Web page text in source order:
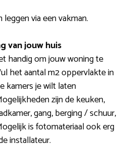
via een vakman.
van jouw huis
handig om jouw woning te
het aantal m2 oppervlakte in
kamers je wilt laten
zijn de keuken,
gang, berging / schuur,
is fotomateriaal ook erg
installateur.